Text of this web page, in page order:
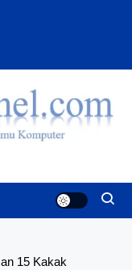
15 Kakak